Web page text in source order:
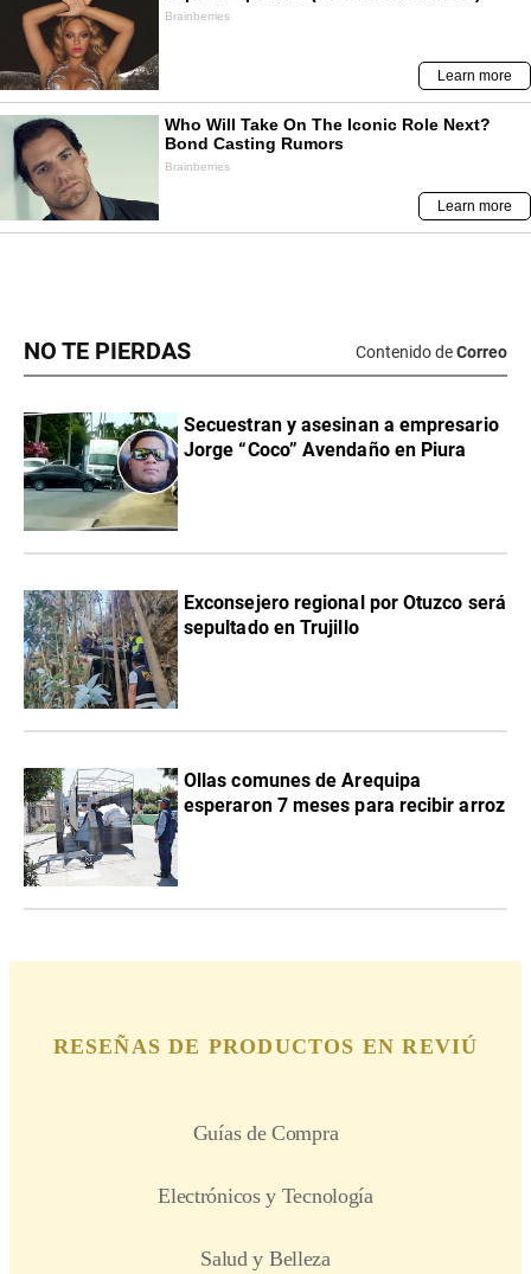
NO TE PIERDAS Contenido deCorreo
Secuestran y asesinan a empresario
Jorge “Coco” Avendaño en Piura
Exconsejero regional por Otuzco será
sepultado en Trujillo
Ollas comunes de Arequipa
esperaron 7 meses para recibir arroz